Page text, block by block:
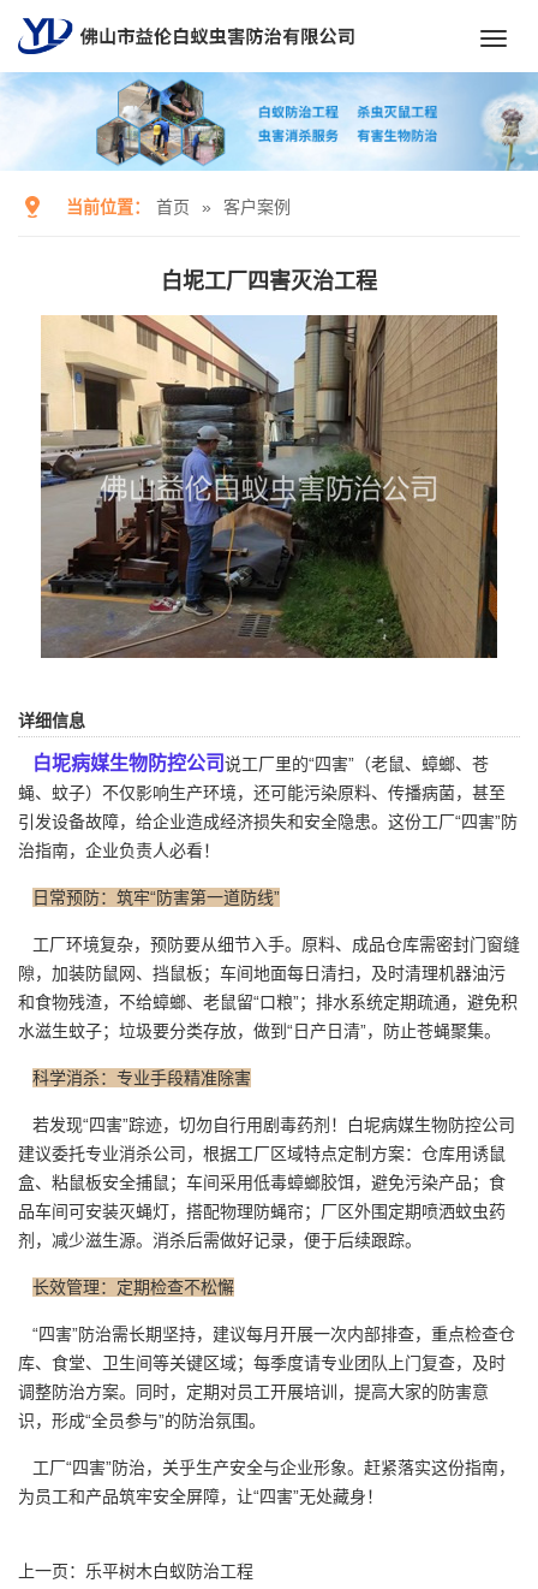
当前位置： 首页 » 客户案例
白坭工厂四害灭治工程
详细信息
白坭病媒生物防控公司说工厂里的“四害”（老鼠、蟑螂、苍
蝇、蚊子）不仅影响生产环境，还可能污染原料、传播病菌，甚至
引发设备故障，给企业造成经济损失和安全隐患。这份工厂“四害”防
治指南，企业负责人必看！
日常预防：筑牢“防害第一道防线”
工厂环境复杂，预防要从细节入手。原料、成品仓库需密封门窗缝
隙，加装防鼠网、挡鼠板；车间地面每日清扫， 及时清理机器油污
和食物残渣，不给蟑螂、老鼠留“口粮”；排水系统定期疏通，避免积
水滋生蚊子；垃圾要分类存放，做到“日产日清”，防止苍蝇聚集。
科学消杀：专业手段精准除害
若发现“四害”踪迹，切勿自行用剧毒药剂 ！白坭病媒生物防控公司
建议委托专业消杀公司，根据工厂区域特点定制方案：仓库用诱鼠
盒、粘鼠板安全捕鼠；车间采用低毒蟑螂胶饵，避免污染产品；食
品车间可安装灭蝇灯，搭配物理防蝇帘；厂区外围定期喷洒蚊虫药
剂，减少滋生源。消杀后需做好记录，便于后续跟踪。
长效管理：定期检查不松懈
“四害”防治需长期坚持，建议每月开展一次内部排查，重点检查仓
库、食堂、卫生间等关键区域；每季度请专业团队上门复查，及时
调整防治方案。同时，定期对员工开展培训，提高大家的防害意
识，形成“全员参与”的防治氛围。
工厂“四害”防治，关乎生产安全与企业形象。赶紧落实这份指南，
为员工和产品筑牢安全屏障，让“四害”无处藏身！
上一页： 乐平树木白蚁防治工程